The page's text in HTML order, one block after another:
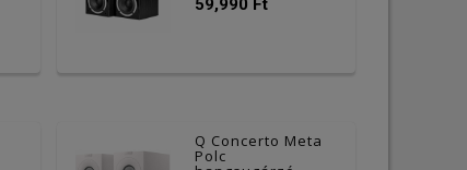
pár, fekete
59,990 Ft
Q Concerto Meta
Polc